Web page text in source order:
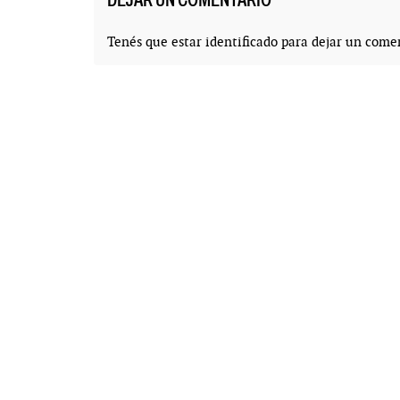
Tenés que estar identificadopara dejar un